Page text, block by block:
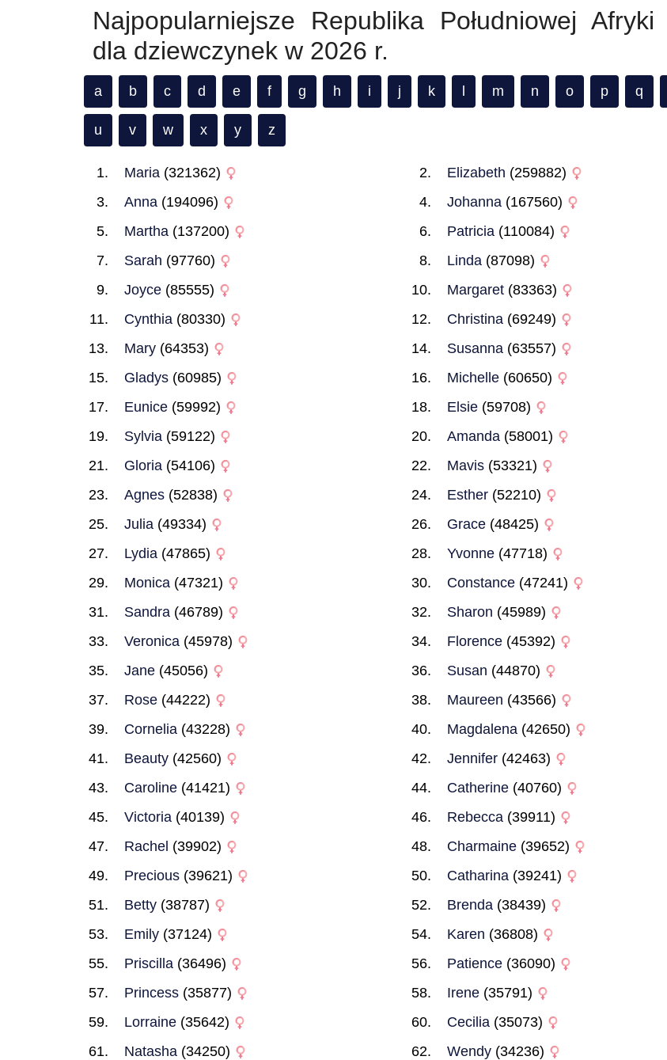
Najpopularniejsze Republika Południowej
dla dziewczynek w 2026 r.
a b c d e f g h i j k m n o p q
u v w x y z
Maria (321362) Elizabeth (259882)
Anna (194096) Johanna(167560)
Martha (137200) Patricia(110084)
Sarah (97760) Linda(87098)
Joyce (85555) Margaret(83363)
Cynthia (80330) Christina(69249)
Mary (64353) Susanna(63557)
Gladys (60985) Michelle(60650)
Eunice (59992) Elsie(59708)
Sylvia (59122) Amanda(58001)
Gloria (54106) Mavis(53321)
Agnes (52838) Esther(52210)
Julia (49334) Grace(48425)
Lydia (47865) Yvonne(47718)
Monica (47321) Constance(47241)
Sandra (46789) Sharon (45989)
Veronica (45978) Florence(45392)
Jane (45056) Susan (44870)
Rose (44222) Maureen (43566)
Cornelia (43228) Magdalena(42650)
Beauty (42560) Jennifer(42463)
Caroline (41421) Catherine(40760)
Victoria (40139) Rebecca(39911)
Rachel (39902) Charmaine(39652)
Precious (39621) Catharina(39241)
Betty (38787) Brenda(38439)
Emily (37124) Karen (36808)
Priscilla (36496) Patience(36090)
Princess (35877) Irene(35791)
Lorraine (35642) Cecilia(35073)
Natasha (34250) Wendy(34236)